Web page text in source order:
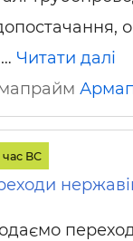
Читати далі
ВС